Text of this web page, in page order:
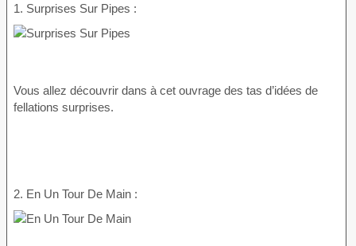
1. Surprises Sur Pipes :
Vous allez découvrir dans à cet ouvrage des tas d’idées de
fellations surprises.
2. En Un Tour De Main :